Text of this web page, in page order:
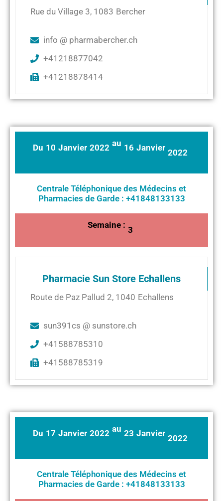
Rue du Village 3, 1083 Bercher
info @ pharmabercher.ch
+41218877042
+41218878414
Du 10 Janvier 2022 au 16 Janvier 2022
Centrale Téléphonique des Médecins et
Pharmacies de Garde : +41848133133
Semaine : 3
Pharmacie Sun Store Echallens
Route de Paz Pallud 2, 1040 Echallens
sun391cs @ sunstore.ch
+41588785310
+41588785319
Du 17 Janvier 2022 au 23 Janvier 2022
Centrale Téléphonique des Médecins et
Pharmacies de Garde : +41848133133